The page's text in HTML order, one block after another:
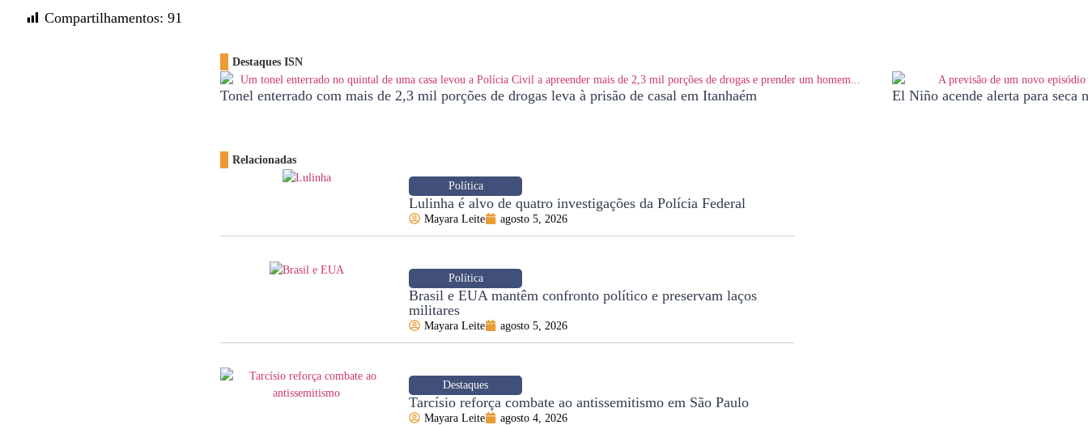
Compartilhamentos: 91
Destaques ISN
Tonel enterrado com mais de 2,3 mil porções de drogas leva à prisão de casal em Itanhaém El Niño acende alerta para seca
Relacionadas
Política
Lulinha é alvo de quatro investigações da Polícia Federal
Mayara Leite agosto 5, 2026
Política
Brasil e EUA mantêm confronto político e preservam laços
militares
Mayara Leite agosto 5, 2026
Destaques
Tarcísio reforça combate ao antissemitismo em São Paulo
Mayara Leite agosto 4, 2026